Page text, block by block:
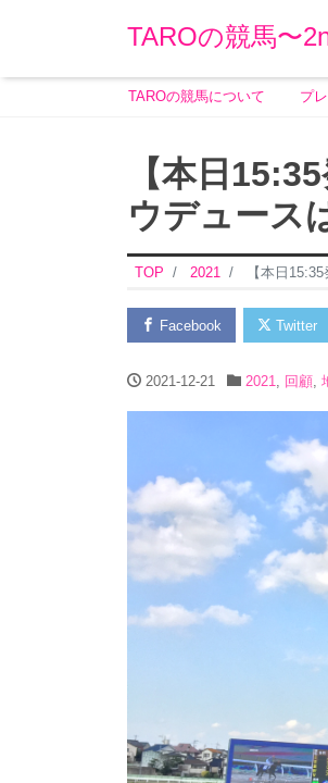
TAROの競馬〜
TAROの競馬について プ
【本日
ウデュース
TOP 2021 【本日
Facebook Twitter
2021-12-21 2021 回顧,